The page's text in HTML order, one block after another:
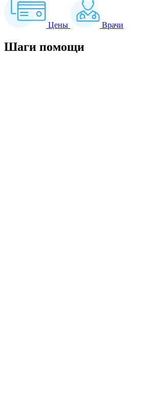
Цены Врачи
Шаги помощи